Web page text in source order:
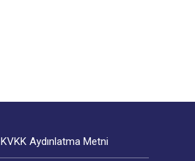
KVKK Aydınlatma Metni